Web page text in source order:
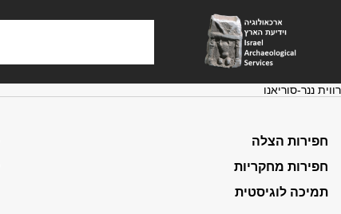
רווית ננר-סוריאנו
חפירות הצלה
חפירות מחקריות
תמיכה לוגיסטית